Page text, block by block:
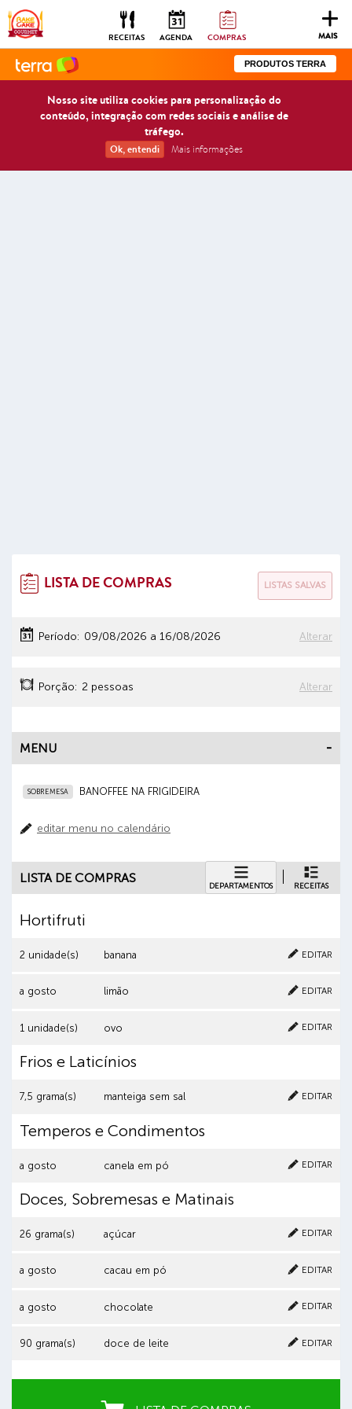
PRODUTOS TERRA
Nosso site utiliza cookies para personalização do
conteúdo, integração com redes sociais e análise de
tráfego.
Ok, entendi Mais informações
MAIS
RECEITAS AGENDA COMPRAS
LISTA DE COMPRAS LISTAS SALVAS
Período: 09/08/2026 a 16/08/2026 Alterar
Porção: 2 pessoas Alterar
MENU
SOBREMESA BANOFFEE NA FRIGIDEIRA
editar menu no calendário
LISTA DE COMPRAS
DEPARTAMENTOS RECEITAS
HortifrutiClique aqui para excluir o item
2 unidade(s) banana EDITAR
Clique aqui para excluir o item Cancelar
a gosto limão EDITAR
Clique aqui para excluir o item Cancelar
1 unidade(s) ovo EDITAR
Frios e Laticínios
Clique aqui para excluir o item
7,5 grama(s) manteiga sem sal EDITAR
Temperos e Condimentos
Clique aqui para excluir o item
a gosto canela em pó EDITAR
Doces, Sobremesas e Matinais
Clique aqui para excluir o item
26 grama(s) açúcar EDITAR
Clique aqui para excluir o item Cancelar
a gosto cacau em pó EDITAR
Clique aqui para excluir o item Cancelar
a gosto chocolate EDITAR
Clique aqui para excluir o item Cancelar
90 grama(s) doce de leite EDITAR